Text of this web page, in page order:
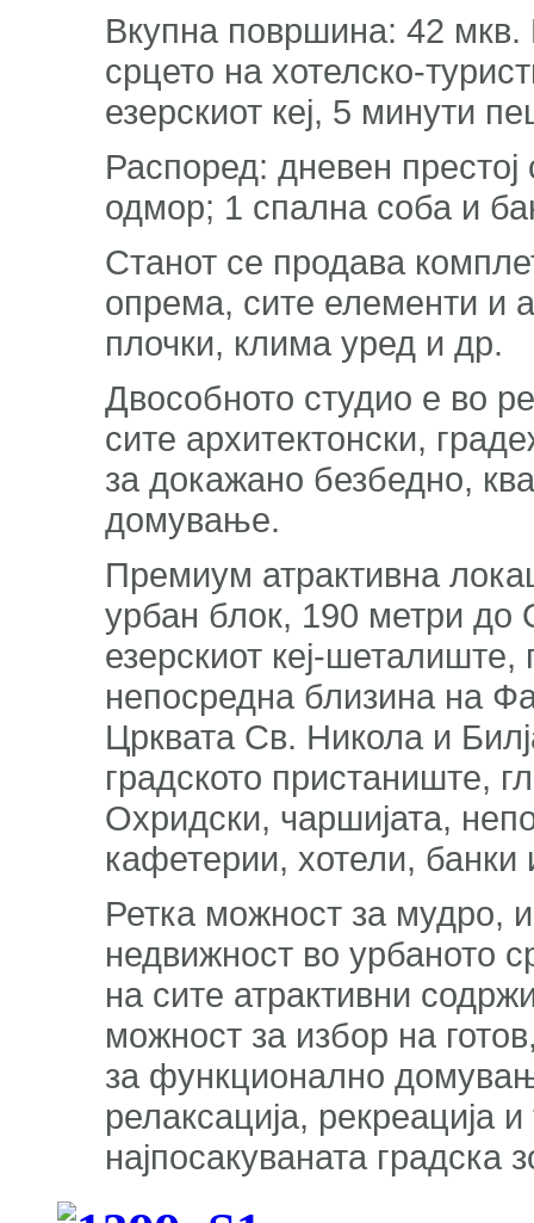
Вкупна површина: 42 мкв.
срцето на хотелско-
езерскиот кеј, 5 минути
Распоред: дневен престој
одмор; 1 спална соба и
Станот се продава
опрема, сите елементи и
плочки, клима уред и др.
Двособното студио е во
сите архитектонски,
за докажано безбедно,
домување.
Премиум атрактивна
урбан блок, 190 метри
езерскиот кеј-
непосредна близина на
Црквата Св. Никола и
градското пристаниште,
Охридски, чаршијата,
кафетерии, хотели, банки
Ретка можност за мудро,
недвижност во урбаното
на сите атрактивни
можност за избор на
за функционално
релаксација, рекреација
најпосакуваната